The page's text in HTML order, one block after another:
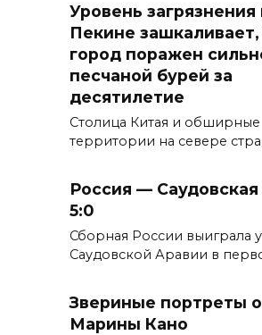
Уровень загрязнения
Пекине зашкаливает,
город поражен
песчаной бурей за
десятилетие
Столица Китая и обширные
территории на севере
Россия —
5:0
Сборная России выиграла у
Саудовской Аравии в
Звериные портреты
Марины Кано